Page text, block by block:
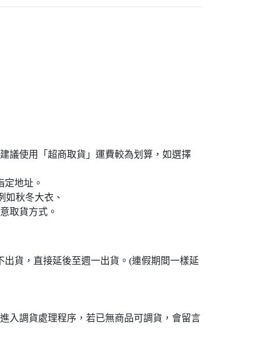
議使用「超商取貨」運費較為划算，如選擇
定地址。
如秋冬大衣、
取貨方式。
貨，直接延後至週一出貨。(連假期間一樣延
入調貨處理程序，若已無商品可調貨，會留言